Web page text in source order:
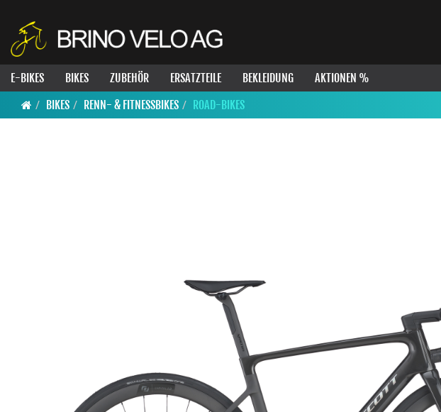
E-BIKES BIKES ZUBEHÖR ERSATZTEILE BEKLEIDUNG
AKTIONEN %
BIKES
RENN- & FITNESSBIKES ROAD-BIKES